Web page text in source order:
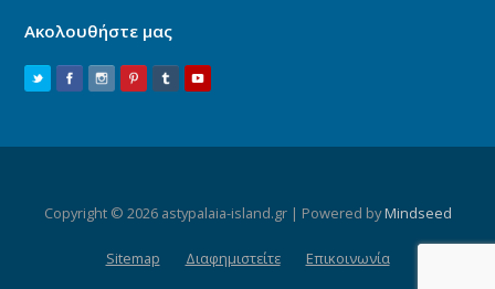
Ακολουθήστε μας
Copyright © 2026 astypalaia-island.gr | Powered byMindseed
Sitemap Διαφημιστείτε Επικοινωνία